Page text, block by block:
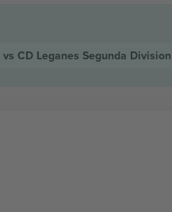
CD Leganes Segunda Division